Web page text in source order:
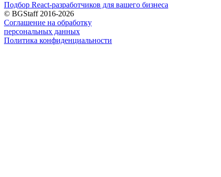
Подбор React-разработчиков для вашего бизнеса
© BGStaff 2016-2026
Соглашение на обработку
персональных данных
Политика конфиденциальности